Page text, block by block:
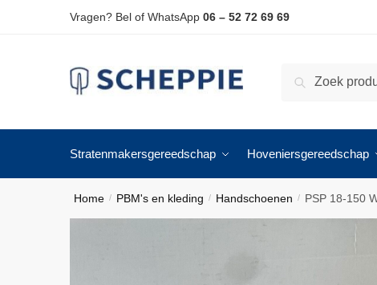
Vragen? Bel of WhatsApp 06 – 52 72 69 69
Zoeken
Stratenmakersgereedschap Hoveniersgereedschap
Home / PBM's en kleding / Handschoenen / PSP 18‑150